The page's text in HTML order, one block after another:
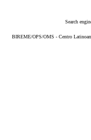
Search
BIREME/OPS/OMS - Centro